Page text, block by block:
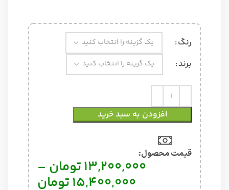
رنگ
برند
افزودن به سبد خرید
قیمت محصول:​
13,200,000تومان –
15,400,000تومان